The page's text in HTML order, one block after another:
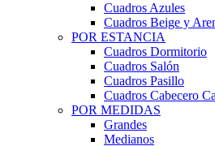
Cuadros Azules
Cuadros Beige y
POR ESTANCIA
Cuadros Dormitorio
Cuadros Salón
Cuadros Pasillo
Cuadros Cabecero
POR MEDIDAS
Grandes
Medianos